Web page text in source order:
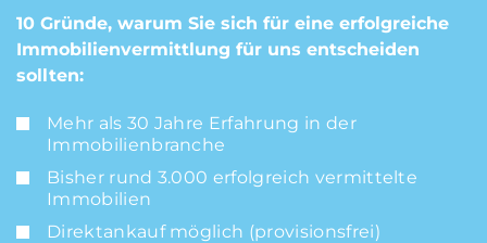
10 Gründe, warum Sie sich für eine erfolgreiche
Immobilienvermittlung für uns entscheiden
sollten:
Mehr als 30 Jahre Erfahrung in der
Immobilienbranche
Bisher rund 3.000 erfolgreich vermittelte
Immobilien
Direktankauf möglich (provisionsfrei)